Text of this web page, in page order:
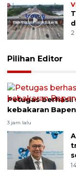
Pilihan Editor
Petugas
kebakaran
3 jam lalu